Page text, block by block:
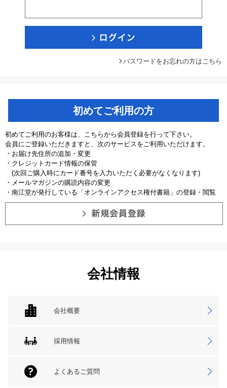
パスワードをお忘れの方はこちら
初めてご利用の方
初めてご利用のお客様は、こちらから会員登録を行って下さい。
会員にご登録いただきますと、次のサービスをご利用いただけます。
・お届け先住所の追加・変更
・クレジットカード情報の保管
(次回ご購入時にカード番号を入力いただく必要がなくなります)
・メールマガジンの購読内容の変更
・南江堂が発行している「オンラインアクセス権付書籍」の登録・閲覧
会社情報
会社概要
採用情報
よくあるご質問